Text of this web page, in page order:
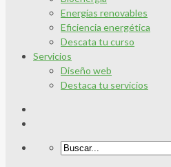
Energías renovables
Eficiencia energética
Descata tu curso
Servicios
Diseño web
Destaca tu servicios